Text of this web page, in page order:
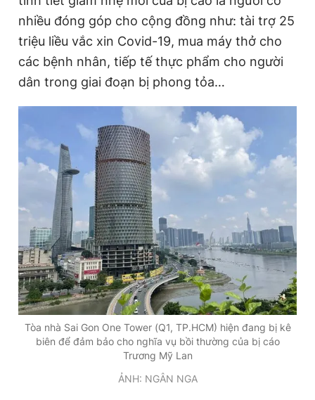
nhiều đóng góp cho cộng đồng như: tài trợ 25
triệu liều vắc xin Covid-19, mua máy thở cho
các bệnh nhân, tiếp tế thực phẩm cho người
dân trong giai đoạn bị phong tỏa…
Tòa nhà Sai Gon One Tower (Q1, TP.HCM) hiện đang bị kê
biên để đảm bảo cho nghĩa vụ bồi thường của bị cáo
Trương Mỹ Lan
ẢNH: NGÂN NGA